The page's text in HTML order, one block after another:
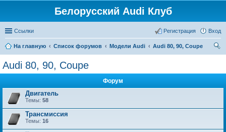
Белорусский Audi Клуб
Ссылки Вход
Регистрация
На главную Список форумов Модели Audi
Audi 80, 90, Coupe
Audi 80, 90, Coupe
Форум
Двигатель
Темы: 58
Трансмиссия
Темы: 16